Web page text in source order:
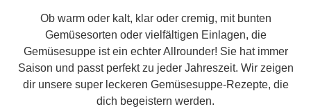
Ob warm oder kalt, klar oder cremig, mit bunten
Gemüsesorten oder vielfältigen Einlagen, die
Gemüsesuppe ist ein echter Allrounder! Sie hat immer
Saison und passt perfekt zu jeder Jahreszeit. Wir zeigen
dir unsere super leckeren Gemüsesuppe-Rezepte, die
dich begeistern werden.